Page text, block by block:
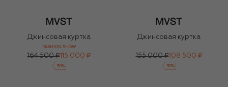
Джинсовая куртка
FASHION SHOW
164 500 ₽115 000 ₽
-30%
Джинсовая куртка
155 000 ₽108 500 ₽
-30%